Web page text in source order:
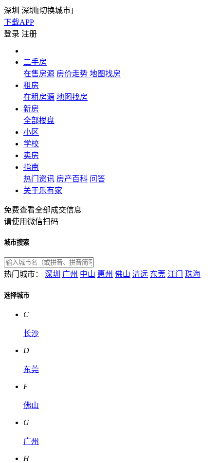
深圳 深圳[切换城市]
下载APP
登录 注册
二手房
在售房源 房价走势 地图找房
租房
在租房源 地图找房
新房
全部楼盘
小区
学校
卖房
指南
热门资讯 房产百科 问答
关于乐有家
免费查看全部成交信息
请使用微信扫码
城市搜索
热门城市： 深圳 广州 中山 惠州 佛山 清远 东莞 江门 珠海
选择城市
C
长沙
D
东莞
F
佛山
G
广州
H